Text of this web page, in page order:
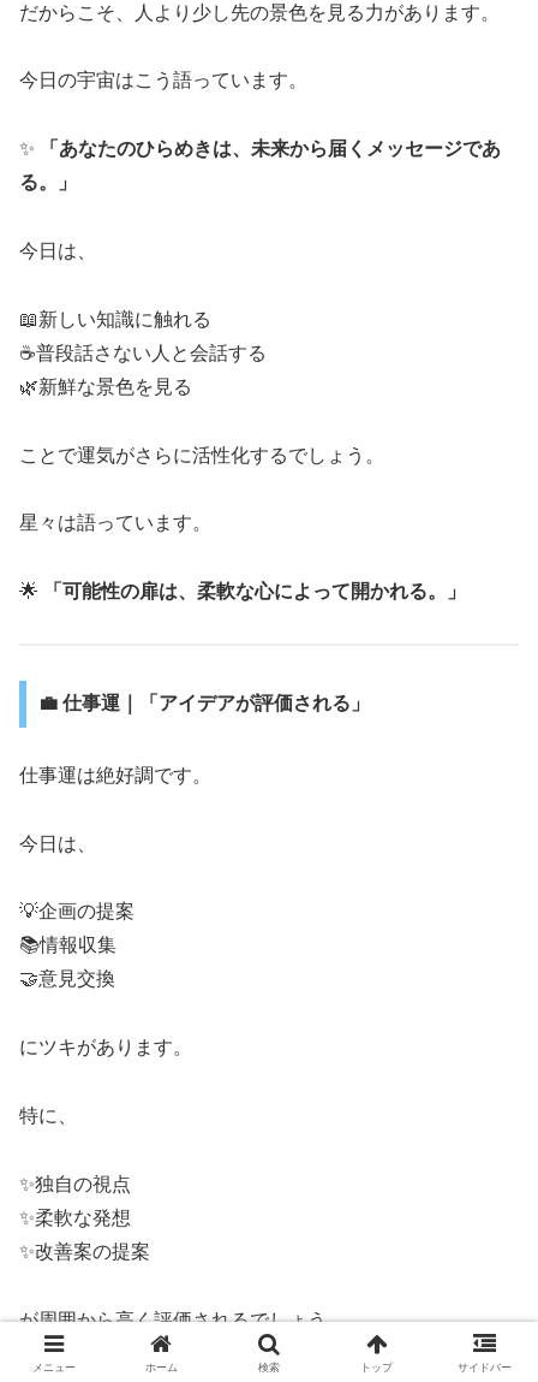
だからこそ、人より少し先の景色を見る力があります。
今日の宇宙はこう語っています。
✨
「あなたのひらめきは、未来から届くメッセージであ
る。」
今日は、
📖新しい知識に触れる
☕普段話さない人と会話する
🌿新鮮な景色を見る
ことで運気がさらに活性化するでしょう。
星々は語っています。
🌟 「可能性の扉は、柔軟な心によって開かれる。」
💼 仕事運｜「アイデアが評価される」
仕事運は絶好調です。
今日は、
💡企画の提案
📚情報収集
🤝意見交換
にツキがあります。
特に、
✨独自の視点
✨柔軟な発想
✨改善案の提案
が周囲から高く評価されるでしょう。
メニュー ホーム 検索 トップ サイドバー